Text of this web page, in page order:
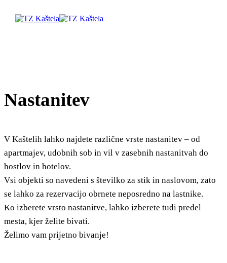
Destinacija
Info
Multimedija
Safe in Dalmatia
sl
Nastanitev
V Kaštelih lahko najdete različne vrste nastanitev – od
apartmajev, udobnih sob in vil v zasebnih nastanitvah do
hostlov in hotelov.
Vsi objekti so navedeni s številko za stik in naslovom, zato
se lahko za rezervacijo obrnete neposredno na lastnike.
Ko izberete vrsto nastanitve, lahko izberete tudi predel
mesta, kjer želite bivati.
Želimo vam prijetno bivanje!